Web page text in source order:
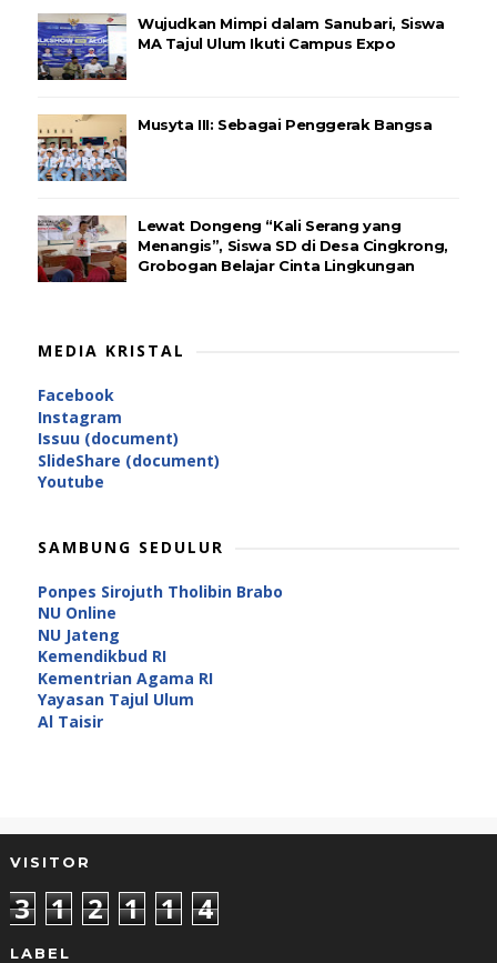
Wujudkan Mimpi dalam Sanubari, Siswa
MA Tajul Ulum Ikuti Campus Expo
Musyta III: Sebagai Penggerak Bangsa
Lewat Dongeng “Kali Serang yang
Menangis”, Siswa SD di Desa Cingkrong,
Grobogan Belajar Cinta Lingkungan
MEDIA KRISTAL
Facebook
Instagram
Issuu (document)
SlideShare (document)
Youtube
SAMBUNG SEDULUR
Ponpes Sirojuth Tholibin Brabo
NU Online
NU Jateng
Kemendikbud RI
Kementrian Agama RI
Yayasan Tajul Ulum
Al Taisir
VISITOR
3 1 2 1 1 4
LABEL